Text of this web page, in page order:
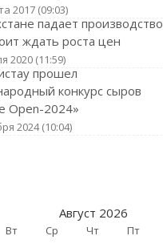
2017 (09:03)
падает производство
ждать роста цен
2020 (11:59)
прошел
конкурс сыров
Open-2024»
2024 (10:04)
Август 2026
Вт Ср Чт Пт